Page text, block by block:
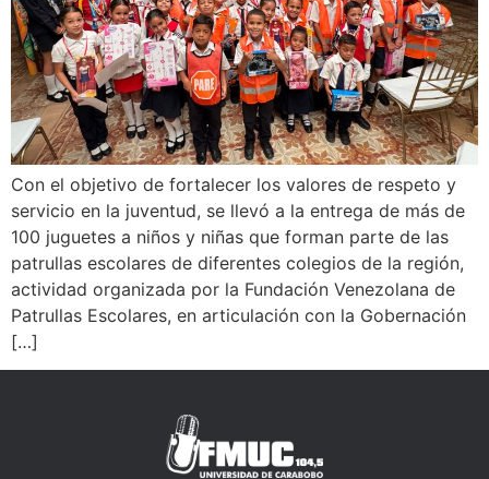
Con el objetivo de fortalecer los valores de respeto y
servicio en la juventud, se llevó a la entrega de más de
100 juguetes a niños y niñas que forman parte de las
patrullas escolares de diferentes colegios de la región,
actividad organizada por la Fundación Venezolana de
Patrullas Escolares, en articulación con la Gobernación
[…]